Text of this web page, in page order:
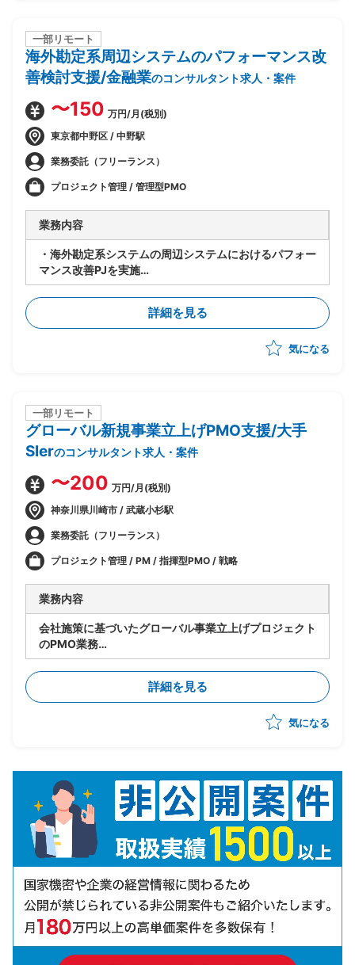
一部リモート
海外勘定系周辺システムのパフォーマンス改
善検討支援/金融業のコンサルタント求人・案件
〜150 万円/月(税別)
東京都中野区 / 中野駅
業務委託（フリーランス）
プロジェクト管理 / 管理型PMO
業務内容
・海外勘定系システムの周辺システムにおけるパフォー
マンス改善PJを実施
・今期(基礎検討フェーズ)における、現存データを保持
しつつパフォーマンスを改善するソリューションの検討
詳細を見る
気になる
一部リモート
グローバル新規事業立上げPMO支援/大手
SIerのコンサルタント求人・案件
〜200 万円/月(税別)
神奈川県川崎市 / 武蔵小杉駅
業務委託（フリーランス）
プロジェクト管理 / PM / 指揮型PMO / 戦略
業務内容
会社施策に基づいたグローバル事業立上げプロジェクト
のPMO業務
・実行フェーズの推進
・英語圏出身のPMのもと進捗管理、アイデアのとりま
・各ステークホルダとの英語によるコミュニケーション
詳細を見る
気になる